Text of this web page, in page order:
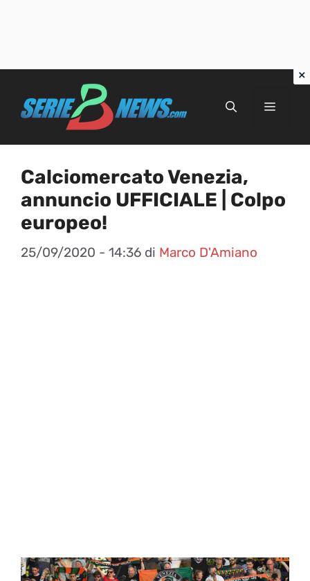
Menu
Calciomercato Venezia,
annuncio UFFICIALE | Colpo
europeo!
25/09/2020 - 14:36 di Marco D'Amiano